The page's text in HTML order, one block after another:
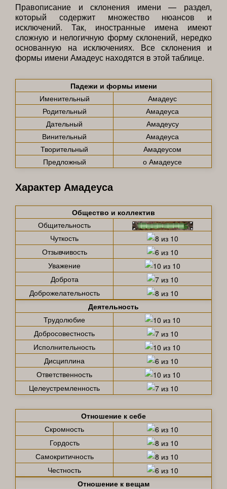
Правописание и склонения имени — раздел,
который содержит множество нюансов и
исключений. Так, иностранные имена имеют
сложную и нелогичную форму склонений, нередко
основанную на исключениях. Все склонения и
формы имени Амадеус находятся в этой таблице.
Падежи и формы имени
Именительный
Амадеус
Родительный
Амадеуса
Дательный
Амадеусу
Винительный
Амадеуса
Творительный
Амадеусом
Предложный
о Амадеусе
Характер Амадеуса
Общество и коллектив
Общительность
Чуткость
Отзывчивость
Уважение
Доброта
Доброжелательность
Деятельность
Трудолюбие
Добросовестность
Исполнительность
Дисциплина
Ответственность
Целеустремленность
Отношение к себе
Скромность
Гордость
Самокритичность
Честность
Отношение к вещам